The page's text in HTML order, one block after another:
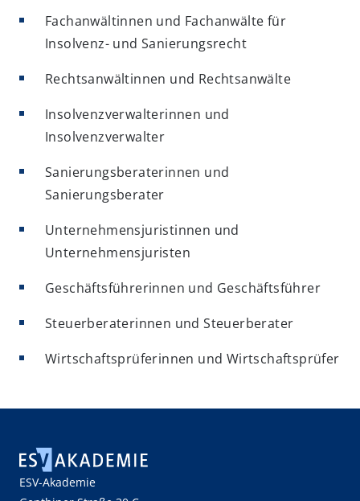
Fachanwältinnen und Fachanwälte für
Insolvenz- und Sanierungsrecht
Rechtsanwältinnen und Rechtsanwälte
Insolvenzverwalterinnen und
Insolvenzverwalter
Sanierungsberaterinnen und
Sanierungsberater
Unternehmensjuristinnen und
Unternehmensjuristen
Geschäftsführerinnen und Geschäftsführer
Steuerberaterinnen und Steuerberater
Wirtschaftsprüferinnen und Wirtschaftsprüfer
ESV-Akademie